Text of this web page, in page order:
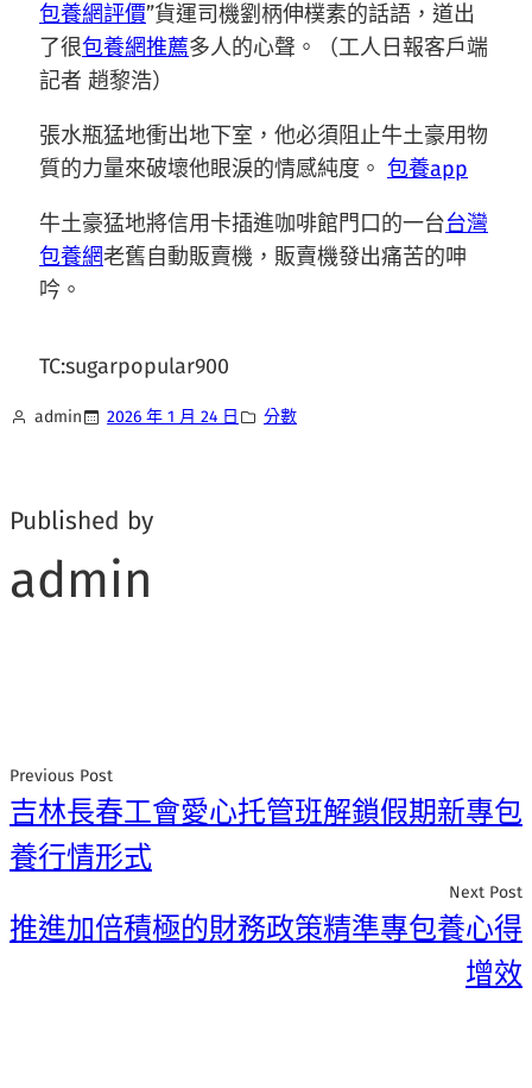
包養網評價”貨運司機劉柄伸樸素的話語，道出
了很包養網推薦多人的心聲。（工人日報客戶端
記者 趙黎浩）
張水瓶猛地衝出地下室，他必須阻止牛土豪用物
質的力量來破壞他眼淚的情感純度。 包養app
牛土豪猛地將信用卡插進咖啡館門口的一台台灣
包養網老舊自動販賣機，販賣機發出痛苦的呻
吟。
TC:sugarpopular900
admin 2026 年 1 月 24 日 分數
Published by
admin
Previous Post
吉林長春工會愛心托管班解鎖假期新專包
養行情形式
Next Post
推進加倍積極的財務政策精準專包養心得
增效